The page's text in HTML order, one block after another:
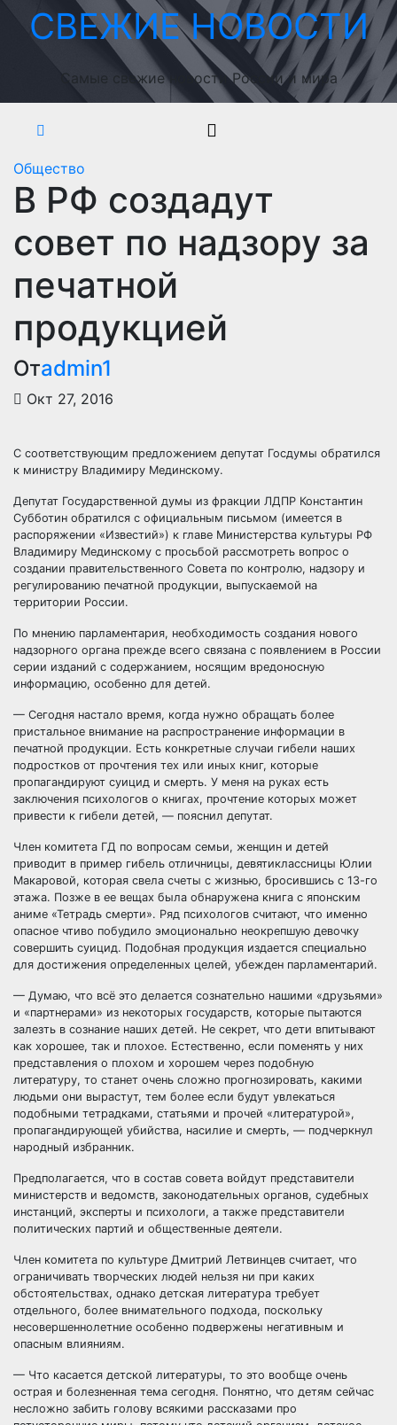
ПерейтиСВЕЖИЕ НОВОСТИ
Самые свежие новости России и мира
Общество
В РФ создадут
совет по надзору за
печатной
продукцией
Отadmin1
Окт 27, 2016
С соответствующим предложением депутат Госдумы обратился
к министру Владимиру Мединскому.
Депутат Государственной думы из фракции ЛДПР Константин
Субботин обратился с официальным письмом (имеется в
распоряжении «Известий») к главе Министерства культуры РФ
Владимиру Мединскому с просьбой рассмотреть вопрос о
создании правительственного Совета по контролю, надзору и
регулированию печатной продукции, выпускаемой на
территории России.
По мнению парламентария, необходимость создания нового
надзорного органа прежде всего связана с появлением в России
серии изданий с содержанием, носящим вредоносную
информацию, особенно для детей.
— Сегодня настало время, когда нужно обращать более
пристальное внимание на распространение информации в
печатной продукции. Есть конкретные случаи гибели наших
подростков от прочтения тех или иных книг, которые
пропагандируют суицид и смерть. У меня на руках есть
заключения психологов о книгах, прочтение которых может
привести к гибели детей, — пояснил депутат.
Член комитета ГД по вопросам семьи, женщин и детей
приводит в пример гибель отличницы, девятиклассницы Юлии
Макаровой, которая свела счеты с жизнью, бросившись с 13-го
этажа. Позже в ее вещах была обнаружена книга с японским
аниме «Тетрадь смерти». Ряд психологов считают, что именно
опасное чтиво побудило эмоционально неокрепшую девочку
совершить суицид. Подобная продукция издается специально
для достижения определенных целей, убежден парламентарий.
— Думаю, что всё это делается сознательно нашими «друзьями»
и «партнерами» из некоторых государств, которые пытаются
залезть в сознание наших детей. Не секрет, что дети впитывают
как хорошее, так и плохое. Естественно, если поменять у них
представления о плохом и хорошем через подобную
литературу, то станет очень сложно прогнозировать, какими
людьми они вырастут, тем более если будут увлекаться
подобными тетрадками, статьями и прочей «литературой»,
пропагандирующей убийства, насилие и смерть, — подчеркнул
народный избранник.
Предполагается, что в состав совета войдут представители
министерств и ведомств, законодательных органов, судебных
инстанций, эксперты и психологи, а также представители
политических партий и общественные деятели.
Член комитета по культуре Дмитрий Летвинцев считает, что
ограничивать творческих людей нельзя ни при каких
обстоятельствах, однако детская литература требует
отдельного, более внимательного подхода, поскольку
несовершеннолетние особенно подвержены негативным и
опасным влияниям.
— Что касается детской литературы, то это вообще очень
острая и болезненная тема сегодня. Понятно, что детям сейчас
несложно забить голову всякими рассказами про